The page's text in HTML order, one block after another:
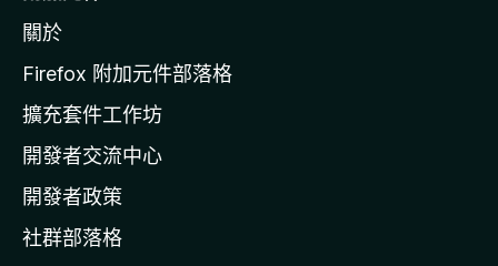
i
l
a
官
網
關於
Firefox 附加元件部落格
擴充套件工作坊
開發者交流中心
開發者政策
社群部落格